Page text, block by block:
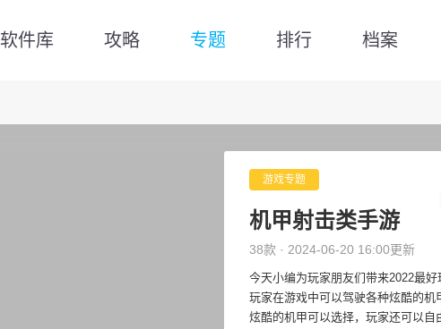
软件库 攻略 专题 排行 档案
游戏专题
机甲射击类手游
38款 · 2024-06-20 16:00更新
今天小编为玩家朋友们带来2022最好
玩家在游戏中可以驾驶各种炫酷的机
炫酷的机甲可以选择，玩家还可以自